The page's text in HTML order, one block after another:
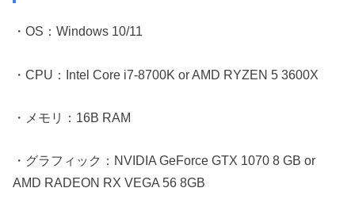
・OS：Windows 10/11
・CPU：Intel Core i7-8700K or AMD RYZEN 5 3600X
・メモリ：16B RAM
・グラフィック：NVIDIA GeForce GTX 1070 8 GB or
AMD RADEON RX VEGA 56 8GB